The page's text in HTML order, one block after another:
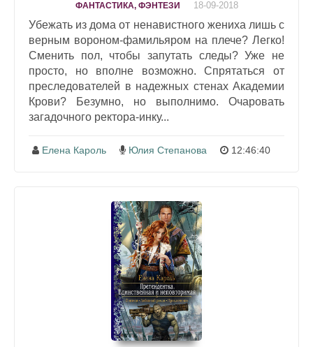
ФАНТАСТИКА, ФЭНТЕЗИ 18-09-2018
Убежать из дома от ненавистного жениха лишь с
верным вороном-фамильяром на плече? Легко!
Сменить пол, чтобы запутать следы? Уже не
просто, но вполне возможно. Спрятаться от
преследователей в надежных стенах Академии
Крови? Безумно, но выполнимо. Очаровать
загадочного ректора-инку...
Елена Кароль Юлия Степанова 12:46:40